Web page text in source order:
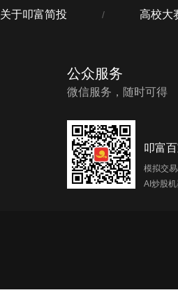
关于叩富简投 / 高校大
公众服务
微信服务，随时可得
叩富
模拟交
AI炒股